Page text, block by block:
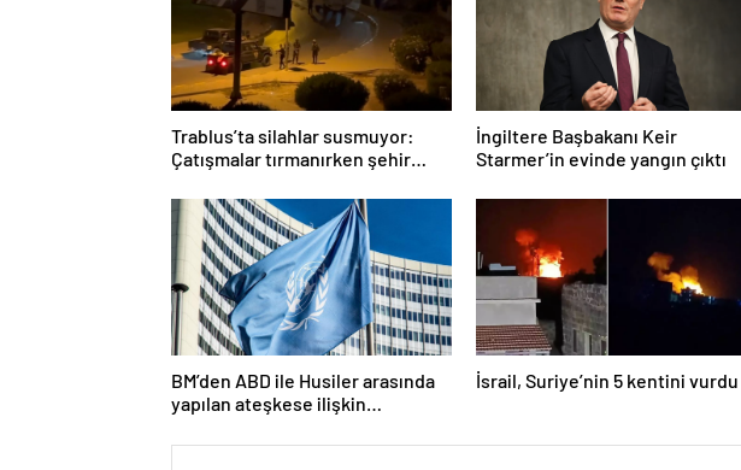
Trablus’ta silahlar susmuyor:
Çatışmalar tırmanırken şehir
İngiltere Başbakanı Keir
Starmer’in evinde yangın çıktı
BM’den ABD ile Husiler arasında
yapılan ateşkese ilişkin
İsrail, Suriye’nin 5 kentini vurdu